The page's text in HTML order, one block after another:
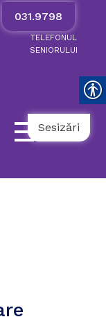
031.9798
TELEFONUL
SENIORULUI
Sesizări